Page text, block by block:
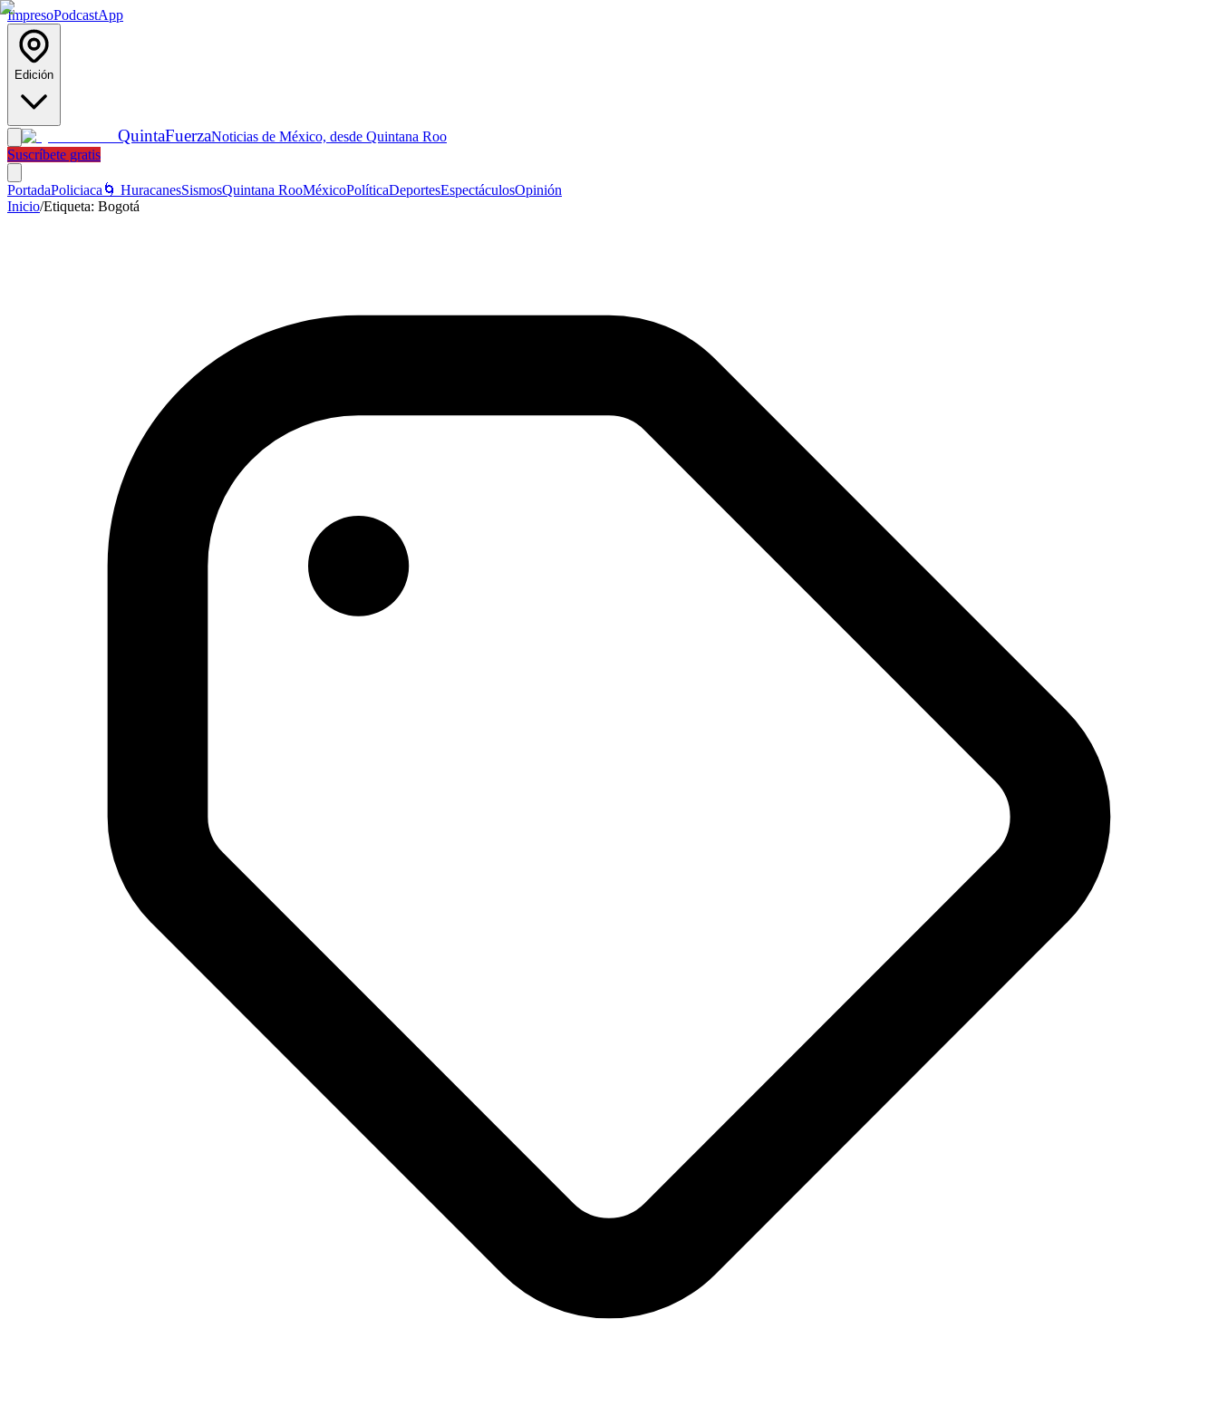
ImpresoPodcastApp
Edición
QuintaFuerzaNoticias de México, desde Quintana Roo
Suscríbete gratis
PortadaPoliciaca 🌀 HuracanesSismosQuintana RooMéxicoPolíticaDeportesEspectáculosOpinión
Inicio/Etiqueta: Bogotá